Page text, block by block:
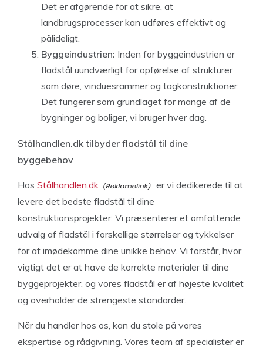
Det er afgørende for at sikre, at
landbrugsprocesser kan udføres effektivt og
pålideligt.
Byggeindustrien: Inden for byggeindustrien er
fladstål uundværligt for opførelse af strukturer
som døre, vinduesrammer og tagkonstruktioner.
Det fungerer som grundlaget for mange af de
bygninger og boliger, vi bruger hver dag.
Stålhandlen.dk tilbyder fladstål til dine
byggebehov
Hos Stålhandlen.dk
er vi dedikerede til at
levere det bedste fladstål til dine
konstruktionsprojekter. Vi præsenterer et omfattende
udvalg af fladstål i forskellige størrelser og tykkelser
for at imødekomme dine unikke behov. Vi forstår, hvor
vigtigt det er at have de korrekte materialer til dine
byggeprojekter, og vores fladstål er af højeste kvalitet
og overholder de strengeste standarder.
Når du handler hos os, kan du stole på vores
ekspertise og rådgivning. Vores team af specialister er